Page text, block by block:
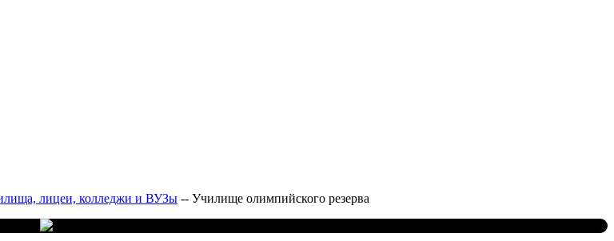
лицеи, колледжи и ВУЗы -- Училище олимпийского резерва